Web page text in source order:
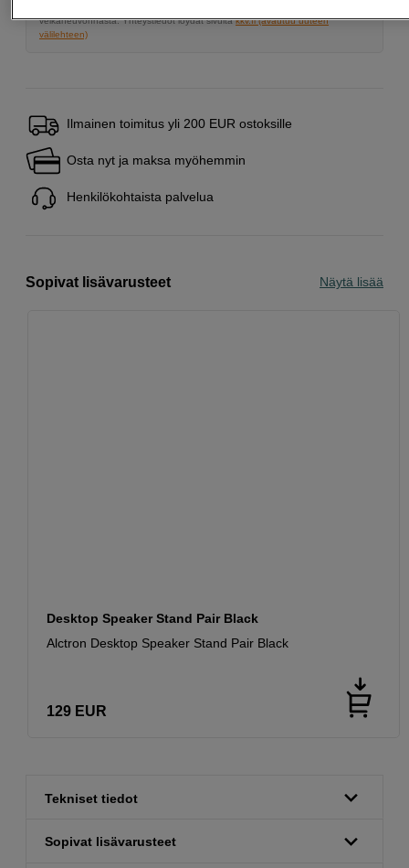
velkaneuvonnasta. Yhteystiedot löydät sivulta kkv.fi (avautuu uuteen
välilehteen)
Ilmainen toimitus yli 200 EUR ostoksille
Osta nyt ja maksa myöhemmin
Henkilökohtaista palvelua
Sopivat lisävarusteet Näytä lisää
Desktop Speaker Stand Pair Black
Alctron Desktop Speaker Stand Pair Black
129 EUR
Tekniset tiedot
Sopivat lisävarusteet